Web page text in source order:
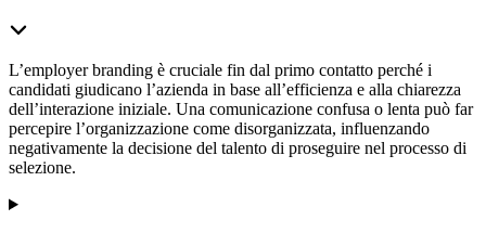
L’employer branding è cruciale fin dal primo contatto perché i
candidati giudicano l’azienda in base all’efficienza e alla chiarezza
dell’interazione iniziale. Una comunicazione confusa o lenta può far
percepire l’organizzazione come disorganizzata, influenzando
negativamente la decisione del talento di proseguire nel processo di
selezione.